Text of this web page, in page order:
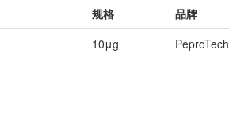
规格 品牌
10μg PeproTech